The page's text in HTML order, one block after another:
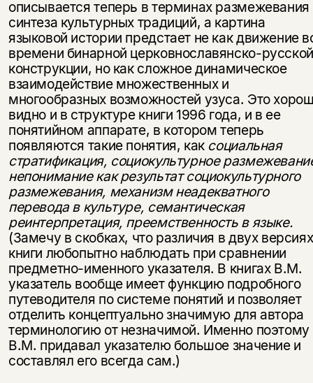
описывается теперь в тер­минах размежевания
синтеза культурных традиций, а картина
языковой истории предстает не как движение
времени бинарной церковнославянско-русской
конструкции, но как сложное динамическое
взаимодействие мно­жественных и
многообразных возможностей узуса. Это
видно и в структуре книги 1996 года, и в ее
понятийном аппарате, в котором теперь
появляются такие понятия, как социальная
стратификация, социокультурное
непонимание как результат социокультурного
размежевания, механизм неадекватного
перевода в культуре, семантическая
реинтерпретация, преемственность в языке.
(Замечу в скобках, что различия в двух верси­ях
книги любопытно наблюдать при сравнении
предметно-именного указате­ля. В книгах В.М.
указатель вообще имеет функцию подробного
путеводителя по системе понятий и позволяет
отделить концептуально значимую для ав­тора
терминологию от незначимой. Именно поэтому
В.М. придавал указателю большое значение и
составлял его всегда сам.)